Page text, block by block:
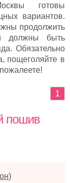
готовы
вариантов.
продолжить
должны быть
Обязательно
пощеголяйте в
1
пошив
)